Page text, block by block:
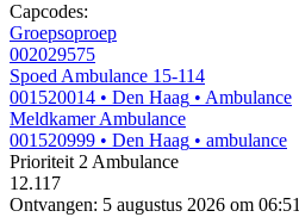
Capcodes:
Groepsoproep
002029575
Spoed Ambulance 15-114
001520014 • Den Haag • Ambulance
Meldkamer Ambulance
001520999 • Den Haag • ambulance
Prioriteit 2 Ambulance
12.117
Ontvangen: 5 augustus 2026 om 06:51